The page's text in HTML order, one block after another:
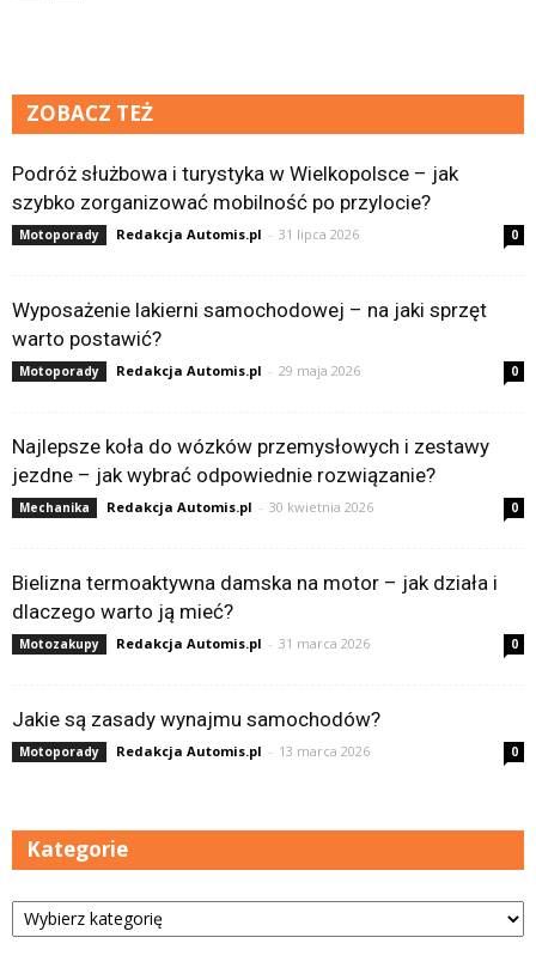
ZOBACZ TEŻ
Podróż służbowa i turystyka w Wielkopolsce – jak
szybko zorganizować mobilność po przylocie?
Motoporady Redakcja Automis.pl - 31 lipca 2026 0
Wyposażenie lakierni samochodowej – na jaki sprzęt
warto postawić?
Motoporady Redakcja Automis.pl - 29 maja 2026 0
Najlepsze koła do wózków przemysłowych i zestawy
jezdne – jak wybrać odpowiednie rozwiązanie?
Mechanika Redakcja Automis.pl - 30 kwietnia 2026 0
Bielizna termoaktywna damska na motor – jak działa i
dlaczego warto ją mieć?
Motozakupy Redakcja Automis.pl - 31 marca 2026 0
Jakie są zasady wynajmu samochodów?
Motoporady Redakcja Automis.pl - 13 marca 2026 0
Kategorie
Kategorie